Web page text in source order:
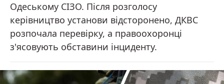
Одеському СІЗО. Після розголосу
керівництво установи відсторонено, ДКВС
розпочала перевірку, а правоохоронці
з'ясовують обставини інциденту.